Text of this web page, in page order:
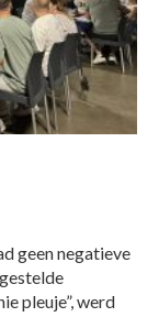
geen negatieve
pleuje”, werd